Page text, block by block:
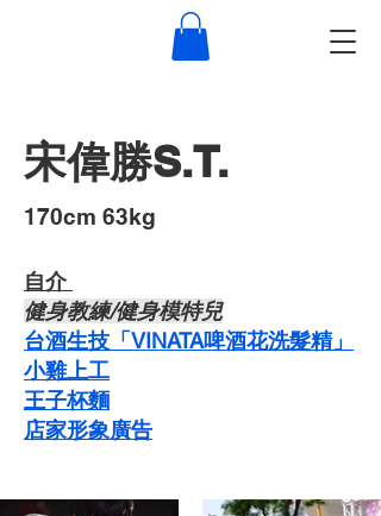
宋偉勝S.T.
​170cm 63kg
自介 ​
​健身教練/健身模特兒
台酒生技「VINATA啤酒花洗髮精」
​小雞上工
​王子杯麵
​店家形象廣告